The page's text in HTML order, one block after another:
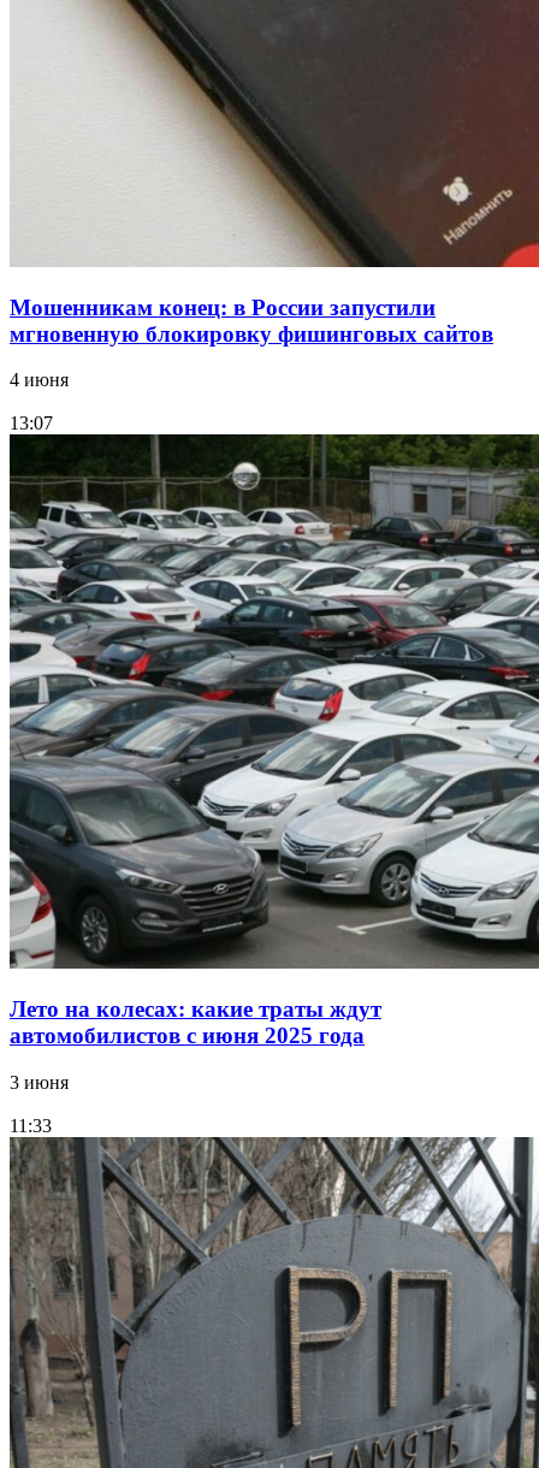
Сладкий праздник в Волгограде: в Центральном
парке прошёл фестиваль „Арбузный переполох“
Мошенникам конец: в России запустили
мгновенную блокировку фишинговых сайтов
4 июня
13:07
Лето на колесах: какие траты ждут
автомобилистов с июня 2025 года
3 июня
11:33